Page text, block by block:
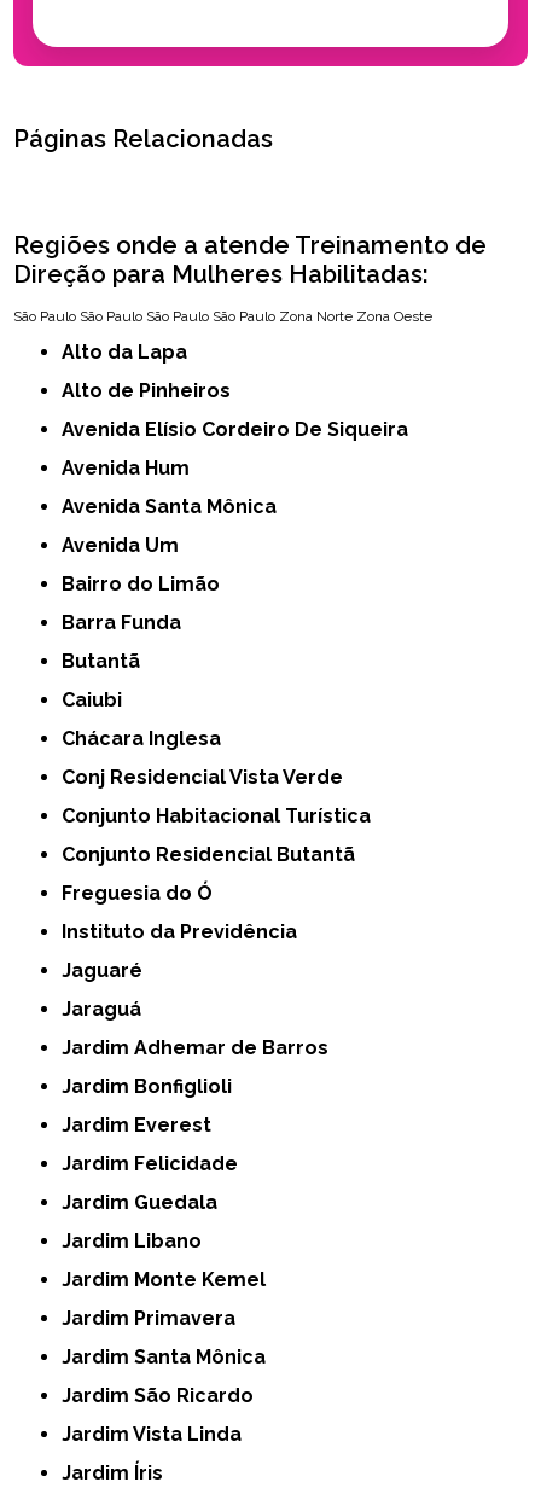
Páginas Relacionadas
Regiões onde a atende Treinamento de
Direção para Mulheres Habilitadas:
São Paulo São Paulo São Paulo São Paulo Zona Norte Zona Oeste
Alto da Lapa
Alto de Pinheiros
Avenida Elísio Cordeiro De Siqueira
Avenida Hum
Avenida Santa Mônica
Avenida Um
Bairro do Limão
Barra Funda
Butantã
Caiubi
Chácara Inglesa
Conj Residencial Vista Verde
Conjunto Habitacional Turística
Conjunto Residencial Butantã
Freguesia do Ó
Instituto da Previdência
Jaguaré
Jaraguá
Jardim Adhemar de Barros
Jardim Bonfiglioli
Jardim Everest
Jardim Felicidade
Jardim Guedala
Jardim Libano
Jardim Monte Kemel
Jardim Primavera
Jardim Santa Mônica
Jardim São Ricardo
Jardim Vista Linda
Jardim Íris